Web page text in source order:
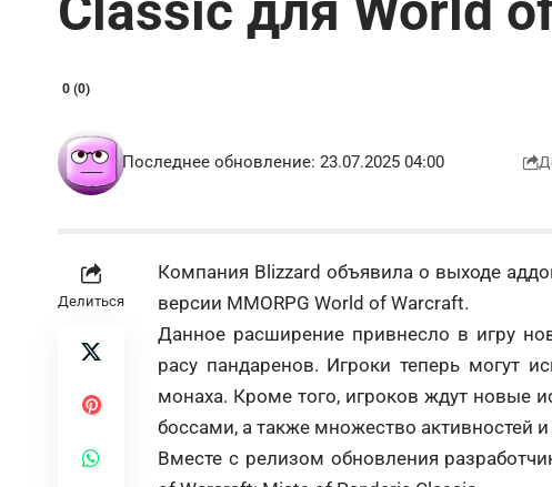
0 (0)
Последнее обновление: 23.07.2025 04:00
Делиться
Компания Blizzard объявила о выходе
версии MMORPG World of Warcraft.
Данное расширение привнесло в игру
расу пандаренов. Игроки теперь могут
монаха. Кроме того, игроков ждут
боссами, а также множество активностей
Вместе с релизом обновления